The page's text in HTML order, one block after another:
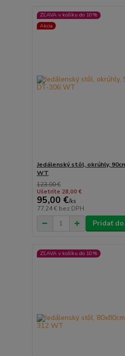
ZĽAVA v košíku do 10%
Akcia
Jedálenský stôl, okrúhly,
WT
123,00 €
Ušetríte 28,00 €
95,00 €/ks
77,24 € bez DPH
Pridať
ZĽAVA v košíku do 10%